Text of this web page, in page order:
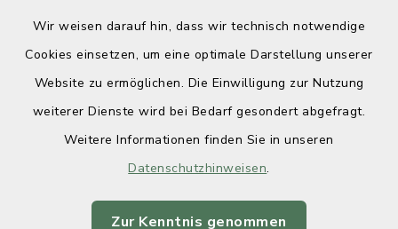
Wir weisen darauf hin, dass wir technisch notwendige
Cookies einsetzen, um eine optimale Darstellung unserer
Website zu ermöglichen. Die Einwilligung zur Nutzung
weiterer Dienste wird bei Bedarf gesondert abgefragt.
Weitere Informationen finden Sie in unseren
Datenschutzhinweisen.
Zur Kenntnis genommen
Barrierefreiheit